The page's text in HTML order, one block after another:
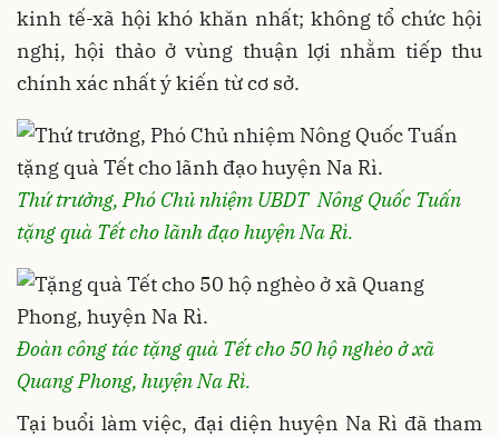
kinh tế-xã hội khó khăn nhất; không tổ chức hội
nghị, hội thảo ở vùng thuận lợi nhằm tiếp thu
chính xác nhất ý kiến từ cơ sở.
Thứ trưởng, Phó Chủ nhiệm UBDT Nông Quốc Tuấn
tặng quà Tết cho lãnh đạo huyện Na Rì.
Đoàn công tác tặng quà Tết cho 50 hộ nghèo ở xã
Quang Phong, huyện Na Rì.
Tại buổi làm việc, đại diện huyện Na Rì đã tham